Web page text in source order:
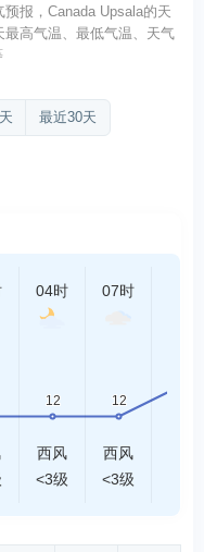
报，Canada Upsala的天
高气温、最低气温、天气
最近30天
04时
西风
<3级
07时
西风
<3级